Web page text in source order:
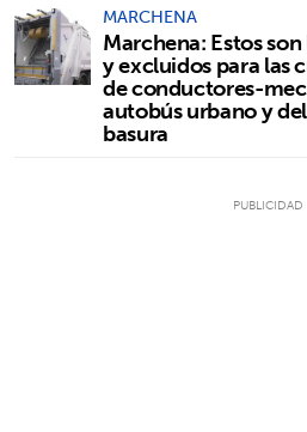
MARCHENA
Marchena: Estos
y excluidos para las
de conductores-
autobús urbano y
basura